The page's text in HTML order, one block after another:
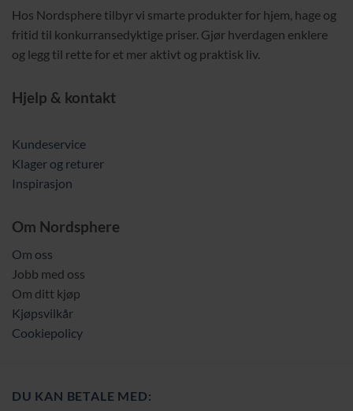
Hos Nordsphere tilbyr vi smarte produkter for hjem, hage og
fritid til konkurransedyktige priser. Gjør hverdagen enklere
og legg til rette for et mer aktivt og praktisk liv.
Hjelp & kontakt
Kundeservice
Klager og returer
Inspirasjon
Om Nordsphere
Om oss
Jobb med oss
Om ditt kjøp
Kjøpsvilkår
Cookiepolicy
DU KAN BETALE MED: